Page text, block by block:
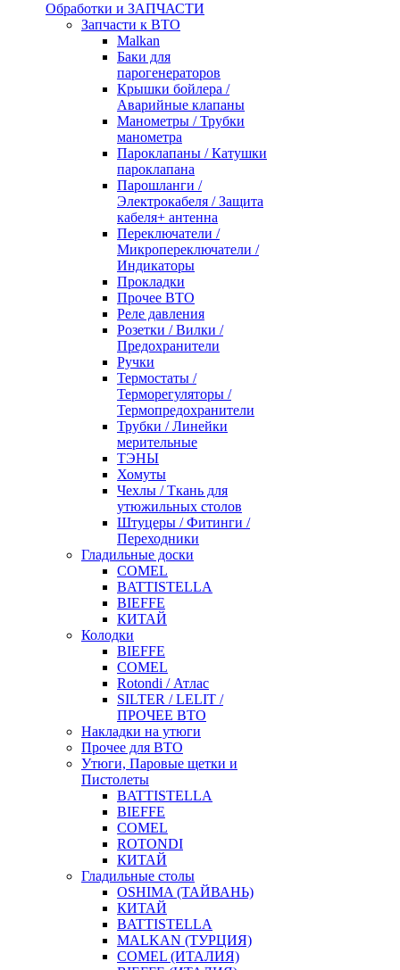
Обработки и ЗАПЧАСТИ
Запчасти к ВТО
Malkan
Баки для
парогенераторов
Крышки бойлера /
Аварийные клапаны
Манометры / Трубки
манометра
Пароклапаны / Катушки
пароклапана
Парошланги /
Электрокабеля / Защита
кабеля+ антенна
Переключатели /
Микропереключатели /
Индикаторы
Прокладки
Прочее ВТО
Реле давления
Розетки / Вилки /
Предохранители
Ручки
Термостаты /
Терморегуляторы /
Термопредохранители
Трубки / Линейки
мерительные
ТЭНЫ
Хомуты
Чехлы / Ткань для
утюжильных столов
Штуцеры / Фитинги /
Переходники
Гладильные доски
COMEL
BATTISTELLA
BIEFFE
КИТАЙ
Колодки
BIEFFE
COMEL
Rotondi / Атлас
SILTER / LELIT /
ПРОЧЕЕ ВТО
Накладки на утюги
Прочее для ВТО
Утюги, Паровые щетки и
Пистолеты
BATTISTELLA
BIEFFE
COMEL
ROTONDI
КИТАЙ
Гладильные столы
OSHIMA (ТАЙВАНЬ)
КИТАЙ
BATTISTELLA
MALKAN (ТУРЦИЯ)
COMEL (ИТАЛИЯ)